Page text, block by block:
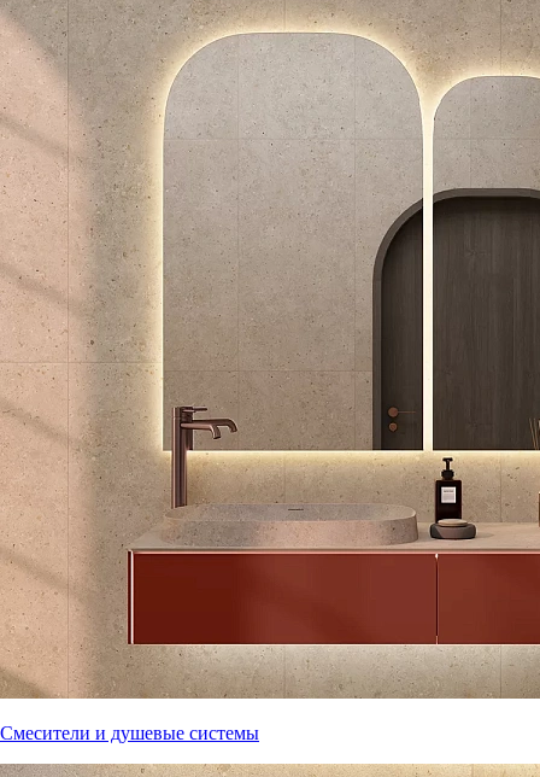
Смесители и душевые системы